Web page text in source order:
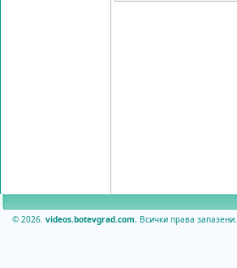
© 2026. videos.botevgrad.com. Всички права запазени.